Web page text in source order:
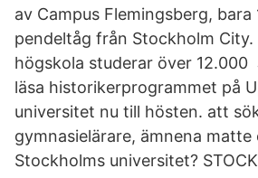
av Campus Flemingsberg, bara
pendeltåg från Stockholm
högskola studerar över
läsa historikerprogrammet på
universitet nu till hösten. att
gymnasielärare, ämnena matte
Stockholms universitet?